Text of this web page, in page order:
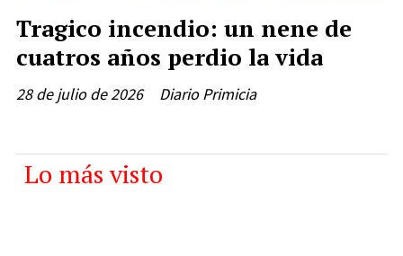
Tragico incendio: un nene de
cuatros años perdio la vida
Diario Primicia
28 de julio de 2026
Lo más visto